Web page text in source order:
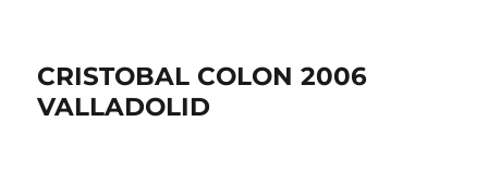
CRISTOBAL COLON 2006
VALLADOLID